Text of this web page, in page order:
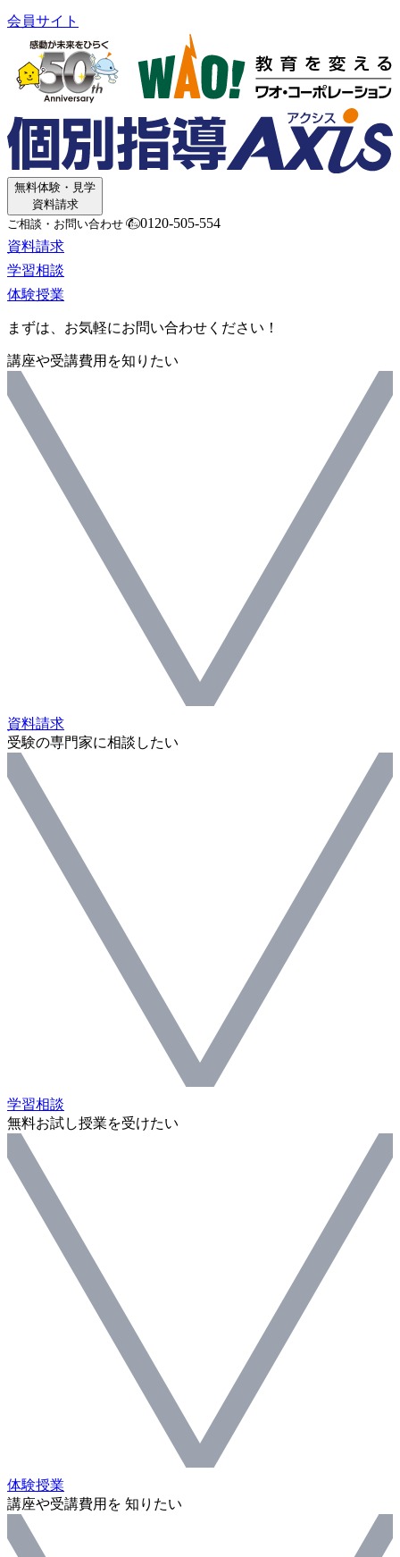
会員サイト
無料体験・見学
資料請求
ご相談・お問い合わせ
0120-505-554
資料請求
学習相談
体験授業
まずは、お気軽にお問い合わせください！
講座や受講費用を知りたい
資料請求
受験の専門家に相談したい
学習相談
無料お試し授業を受けたい
体験授業
講座や受講費用を 知りたい